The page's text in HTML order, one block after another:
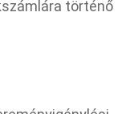
történő